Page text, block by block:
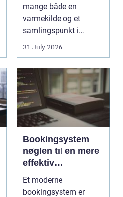
mange både en
varmekilde og et
samlingspunkt i
hjemmet. Flammerne
31 July 2026
Bookingsystem
nøglen til en mere
effektiv
klinikhverdag
Et moderne
bookingsystem er